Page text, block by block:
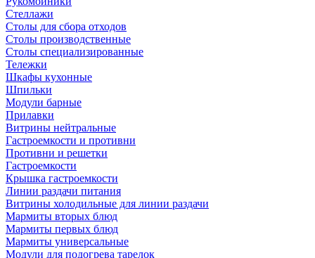
Стеллажи
Столы для сбора отходов
Столы производственные
Столы специализированные
Тележки
Шкафы кухонные
Шпильки
Модули барные
Прилавки
Витрины нейтральные
Гастроемкости и противни
Противни и решетки
Гастроемкости
Крышка гастроемкости
Линии раздачи питания
Витрины холодильные для линии раздачи
Мармиты вторых блюд
Мармиты первых блюд
Мармиты универсальные
Модули для подогрева тарелок